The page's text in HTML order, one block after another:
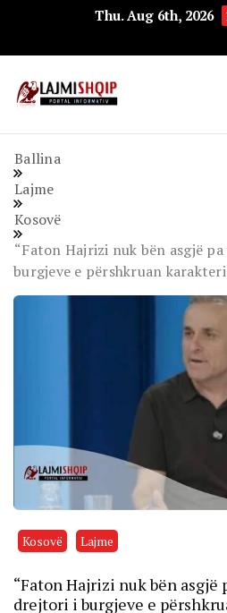
Thu. Aug 6th, 2026
Ballina
Lajme
Kosovë
“Faton Hajrizi nuk bën asgjë
burgjeve e përshkruan
Kosovë Lajme
“Faton Hajrizi nuk bën asgjë
drejtori i burgjeve e